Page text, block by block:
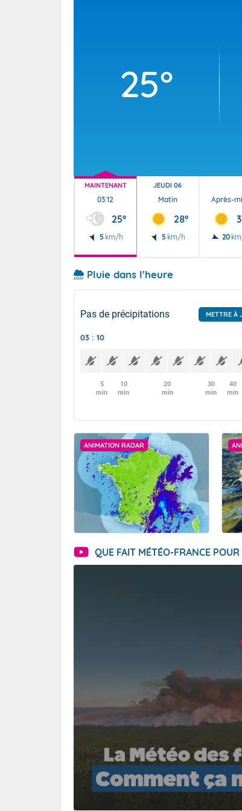
25°
MAINTENANT
03:12
25°
5 km/h
JEUDI 06
Matin
28°
5 km/h
Après-
20
Pluie dans l'heure
Pas de précipitations METTRE À
03 : 10
5
min
10
min
20
min
30
min
40
min
ANIMATION RADAR
QUE FAIT MÉTÉO-FRANCE